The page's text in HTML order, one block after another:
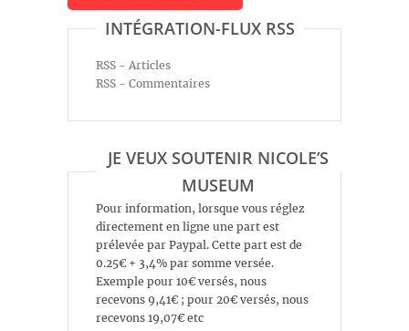
INTÉGRATION-FLUX RSS
RSS - Articles
RSS - Commentaires
JE VEUX SOUTENIR NICOLE’S
MUSEUM
Pour information, lorsque vous réglez
directement en ligne une part est
prélevée par Paypal. Cette part est de
0.25€ + 3,4% par somme versée.
Exemple pour 10€ versés, nous
recevons 9,41€ ; pour 20€ versés, nous
recevons 19,07€ etc